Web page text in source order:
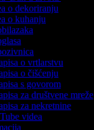
o dekoriranju
o kuhanju
o vrtlarstvu
o čišćenju
s govorom
za društvene mreže
za nekretnine
videa